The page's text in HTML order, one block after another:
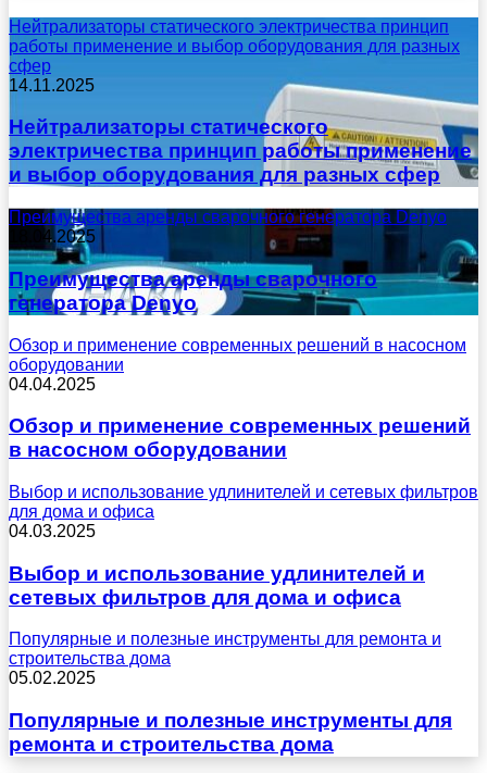
Нейтрализаторы статического электричества принцип
работы применение и выбор оборудования для разных
сфер
14.11.2025
Нейтрализаторы статического
электричества принцип работы применение
и выбор оборудования для разных сфер
Преимущества аренды сварочного генератора Denyo
18.04.2025
Преимущества аренды сварочного
генератора Denyo
Обзор и применение современных решений в насосном
оборудовании
04.04.2025
Обзор и применение современных решений
в насосном оборудовании
Выбор и использование удлинителей и сетевых фильтров
для дома и офиса
04.03.2025
Выбор и использование удлинителей и
сетевых фильтров для дома и офиса
Популярные и полезные инструменты для ремонта и
строительства дома
05.02.2025
Популярные и полезные инструменты для
ремонта и строительства дома